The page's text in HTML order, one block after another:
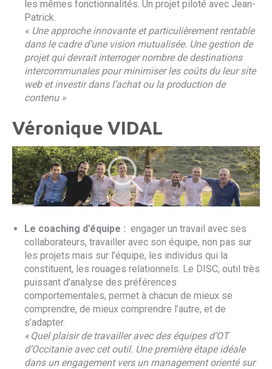
les mêmes fonctionnalités. Un projet piloté avec Jean-
Patrick.
« Une approche innovante et particulièrement rentable
dans le cadre d’une vision mutualisée. Une gestion de
projet qui devrait interroger nombre de destinations
intercommunales pour minimiser les coûts du leur site
web et investir dans l’achat ou la production de
contenu »
Véronique VIDAL
Le coaching d’équipe : engager un travail avec ses
collaborateurs, travailler avec son équipe, non pas sur
les projets mais sur l’équipe, les individus qui la
constituent, les rouages relationnels. Le DISC, outil très
puissant d’analyse des préférences
comportementales, permet à chacun de mieux se
comprendre, de mieux comprendre l’autre, et de
s’adapter.
« Quel plaisir de travailler avec des équipes d’OT
d’Occitanie avec cet outil. Une première étape idéale
dans un engagement vers un management orienté sur